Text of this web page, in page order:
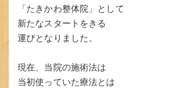
「たきかわ整体院」として
新たなスタートをきる
運びとなりました。
現在、当院の施術法は
当初使っていた療法とは